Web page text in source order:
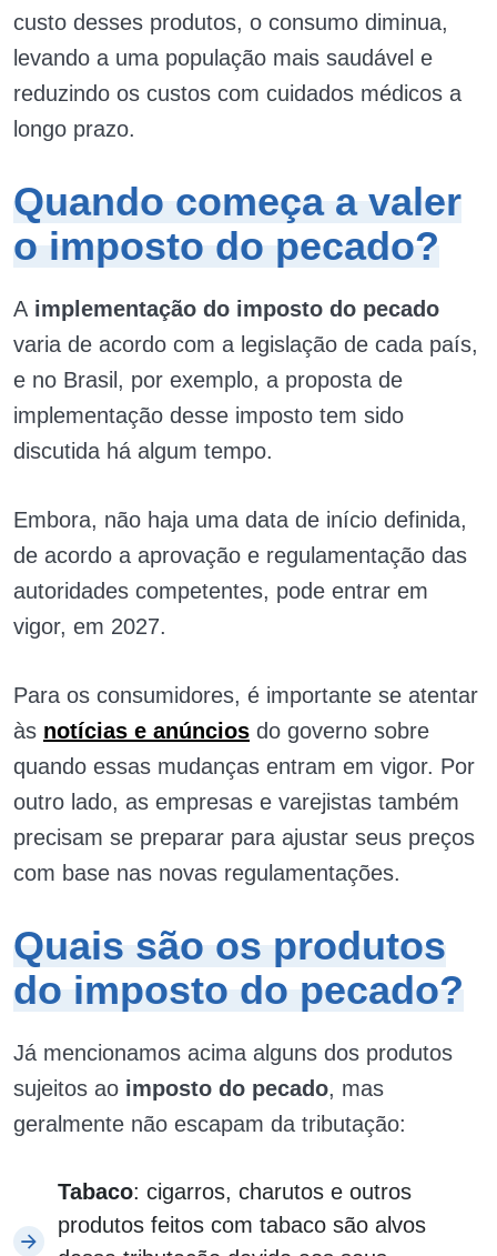
custo desses produtos, o consumo diminua,
levando a uma população mais saudável e
reduzindo os custos com cuidados médicos a
longo prazo.
Quando começa a valer
o imposto do pecado?
A implementação do imposto do pecado
varia de acordo com a legislação de cada país,
e no Brasil, por exemplo, a proposta de
implementação desse imposto tem sido
discutida há algum tempo.
Embora, não haja uma data de início definida,
de acordo a aprovação e regulamentação das
autoridades competentes, pode entrar em
vigor, em 2027.
Para os consumidores, é importante se atentar
às notícias e anúncios do governo sobre
quando essas mudanças entram em vigor. Por
outro lado, as empresas e varejistas também
precisam se preparar para ajustar seus preços
com base nas novas regulamentações.
Quais são os produtos
do imposto do pecado?
Já mencionamos acima alguns dos produtos
sujeitos ao imposto do pecado, mas
geralmente não escapam da tributação:
Tabaco: cigarros, charutos e outros
produtos feitos com tabaco são alvos